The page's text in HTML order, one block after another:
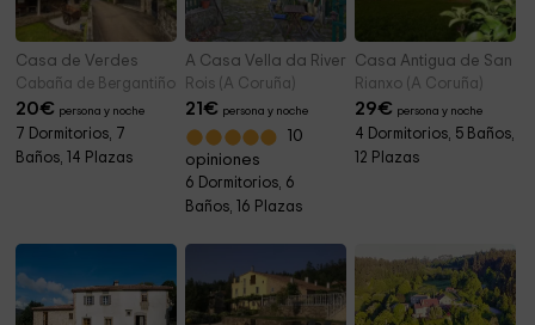
Casa de Verdes
Cabaña de Bergantiños (A Coruña)
20€ persona y noche
7 Dormitorios, 7
Baños, 14 Plazas
A Casa Vella da Rivera
Rois (A Coruña)
21€ persona y noche
10
opiniones
6 Dormitorios, 6
Baños, 16 Plazas
Casa Antigua de San
Rianxo (A Coruña)
29€ persona y noche
4 Dormitorios, 5 Baños,
12 Plazas